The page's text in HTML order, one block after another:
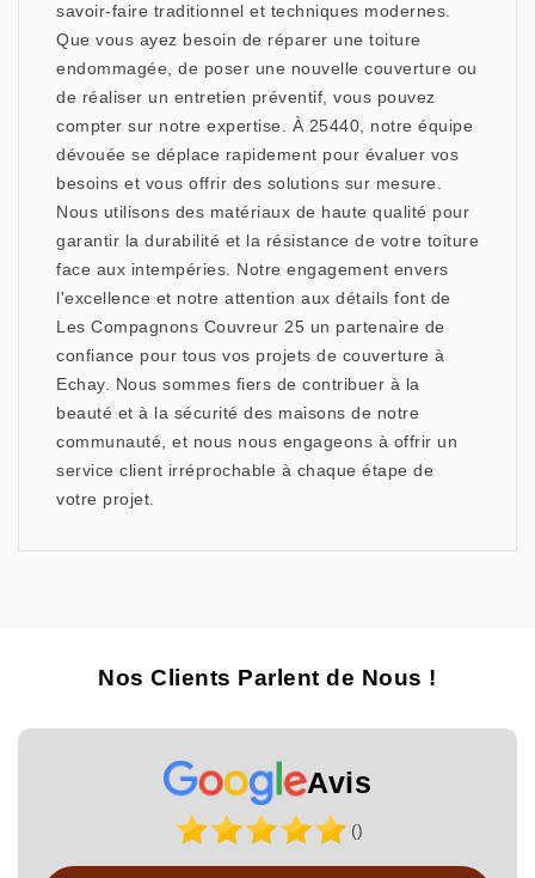
savoir-faire traditionnel et techniques modernes.
Que vous ayez besoin de réparer une toiture
endommagée, de poser une nouvelle couverture ou
de réaliser un entretien préventif, vous pouvez
compter sur notre expertise. À 25440, notre équipe
dévouée se déplace rapidement pour évaluer vos
besoins et vous offrir des solutions sur mesure.
Nous utilisons des matériaux de haute qualité pour
garantir la durabilité et la résistance de votre toiture
face aux intempéries. Notre engagement envers
l'excellence et notre attention aux détails font de
Les Compagnons Couvreur 25 un partenaire de
confiance pour tous vos projets de couverture à
Echay. Nous sommes fiers de contribuer à la
beauté et à la sécurité des maisons de notre
communauté, et nous nous engageons à offrir un
service client irréprochable à chaque étape de
votre projet.
Nos Clients Parlent de Nous !
Avis
()